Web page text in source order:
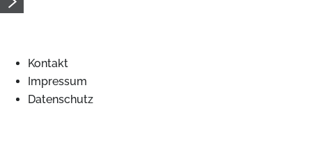
Kontakt
Impressum
Datenschutz